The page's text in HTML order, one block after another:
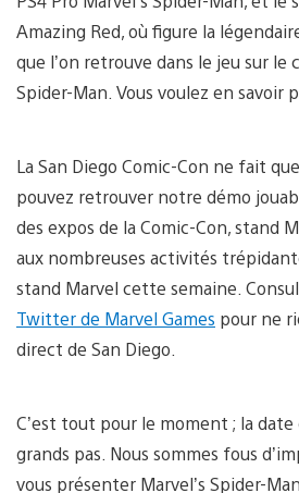
Amazing Red, où figure la
que l’on retrouve dans le jeu sur le
Spider-Man. Vous voulez en savoir
La San Diego Comic-Con ne fait
pouvez retrouver notre démo
des expos de la Comic-Con, stand
aux nombreuses activités
stand Marvel cette semaine.
Twitter de Marvel Games pour ne
direct de San Diego.
C’est tout pour le moment ; la
grands pas. Nous sommes fous
vous présenter Marvel’s Spider-